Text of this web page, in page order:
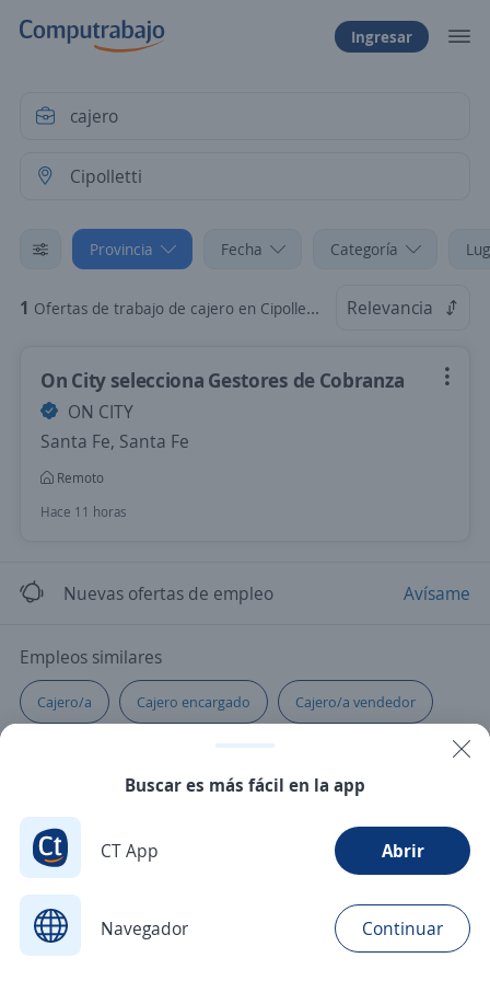
Ingresar
Provincia Fecha Categoría
1 Ofertas de trabajo de cajero en Cipolletti, Neuquén Relevancia
On City selecciona Gestores de Cobranza
ON CITY
Santa Fe, Santa Fe
Remoto
Hace 11 horas
Nuevas ofertas de empleo Avísame
Empleos similares
Cajero/a Cajero encargado Cajero/a vendedor
Buscar es más fácil en la app
CT App Abrir
Navegador Continuar